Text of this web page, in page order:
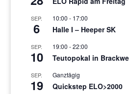
SEP.
6
10:00 - 17:00
Halle I – Heeper SK
SEP.
10
19:00 -22:00
Teutopokal in
SEP.
19
Ganztägig
Quickstep ELO>2000